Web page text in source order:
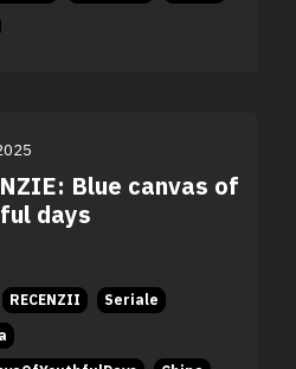
Blue canvas of
days
RECENZII
Seriale